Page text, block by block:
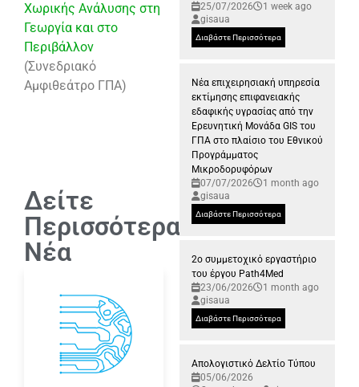
Xωρικής Ανάλυσης στη
Γεωργία και στο
Περιβάλλον
(Συνεδριακό
Αμφιθεάτρο ΓΠΑ)
Δείτε
Περισσότερα
Νέα
25/07/2026
1 week ago
gisaua
Διαβάστε Περισσότερα
Νέα επιχειρησιακή υπηρεσία
εκτίμησης επιφανειακής
εδαφικής υγρασίας από την
Ερευνητική Μονάδα GIS του
ΓΠΑ στο πλαίσιο του Εθνικού
Προγράμματος
Μικροδορυφόρων
07/07/2026
1 month ago
gisaua
Διαβάστε Περισσότερα
2ο συμμετοχικό εργαστήριο
του έργου Path4Med
23/06/2026
1 month ago
gisaua
Διαβάστε Περισσότερα
Απολογιστικό Δελτίο Τύπου
05/06/2026